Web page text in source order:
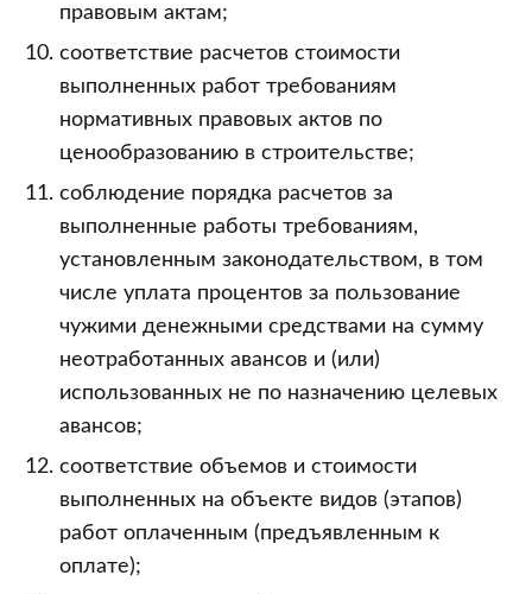
правовым актам;
соответствие расчетов стоимости
выполненных работ требованиям
нормативных правовых актов по
ценообразованию в строительстве;
соблюдение порядка расчетов за
выполненные работы требованиям,
установленным законодательством, в том
числе уплата процентов за пользование
чужими денежными средствами на сумму
неотработанных авансов и (или)
использованных не по назначению целевых
авансов;
соответствие объемов и стоимости
выполненных на объекте видов (этапов)
работ оплаченным (предъявленным к
оплате);